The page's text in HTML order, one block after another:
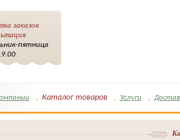
заказов
пятница
Каталог товаров Услуги